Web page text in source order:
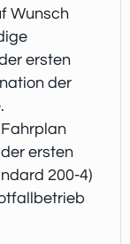
Wunsch
ersten
der
ersten
200-4)